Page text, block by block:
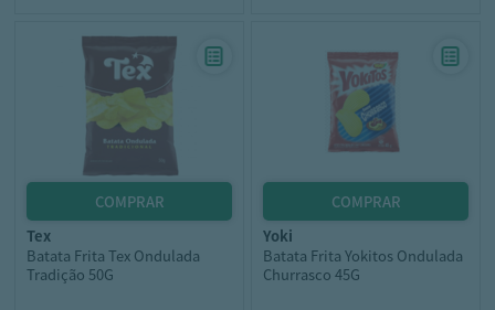
tex
Batata Frita Tex Ondulada
Tradição 50G
yoki
Batata Frita Yokitos Ondulada
Churrasco 45G